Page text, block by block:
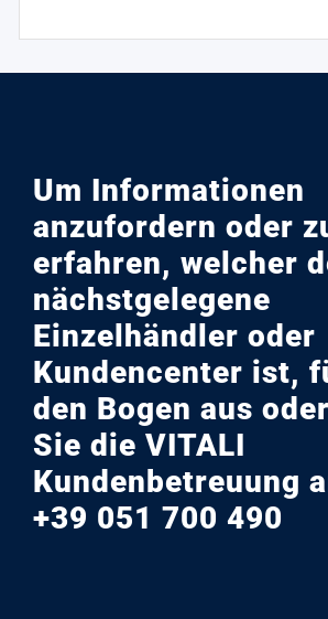
Um Informationen
anzufordern oder
erfahren, welcher
nächstgelegene
Einzelhändler oder
Kundencenter ist,
den Bogen aus
Sie die VITALI
Kundenbetreuung
+39 051 700 490